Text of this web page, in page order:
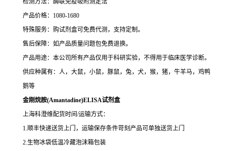
产品价格：1080-1680
特殊服务：购试剂盒可免费代测，支持定制。
售后保障：如产品质量问题包免费退换。
产品用途：本公司所有产品仅用于科研实验，不得用于临床医学诊断。
供应种属有：人，大鼠，小鼠，豚鼠，兔，犬，猴，猪，牛羊马，鸡鸭
鹅等
金刚烷胺(Amantadine)ELISA试剂盒
上海科澄维配货时间/运输方式：
1.顺丰快递送货上门，运输保存条件苛刻产品可单独送货上门
2.生物冰袋低温冷藏泡沫箱包装